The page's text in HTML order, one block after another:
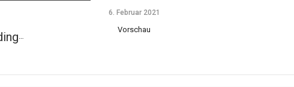
6. Februar 2021
Vorschau